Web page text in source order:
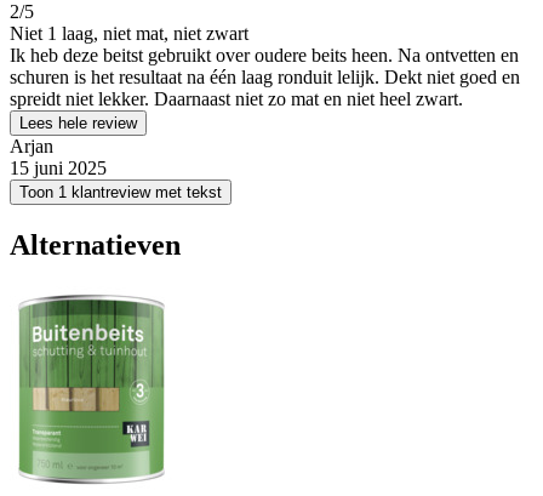
2/5
Niet 1 laag, niet mat, niet zwart
Ik heb deze beitst gebruikt over oudere beits heen. Na ontvetten en
schuren is het resultaat na één laag ronduit lelijk. Dekt niet goed en
spreidt niet lekker. Daarnaast niet zo mat en niet heel zwart.
Lees hele review
Arjan
15 juni 2025
Toon 1 klantreview met tekst
Alternatieven